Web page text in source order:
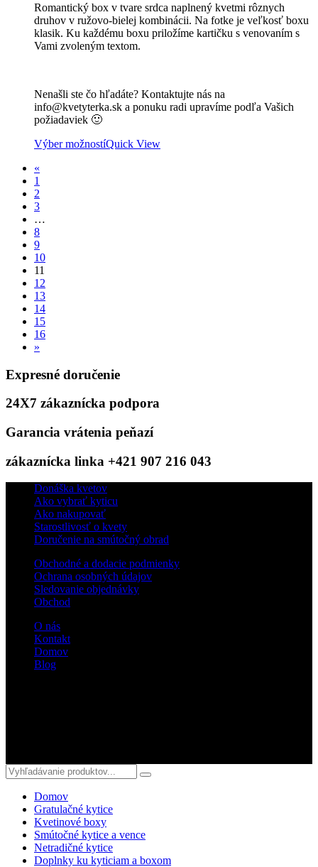
28.40 €
through
58.70 €
Romantický box v tvare srdca naplnený kvetmi rôznych
druhov v ružovo-bielej kombinácii. Na fotke je veľkosť boxu
klasik. Ku každému boxu priložíme kartičku s venovaním s
Vami zvoleným textom.
Nenašli ste čo hľadáte? Kontaktujte nás na
info@kvetyterka.sk a ponuku radi upravíme podľa Vašich
požiadaviek 🙂
Výber možnostíQuick View
«
1
2
3
…
8
9
10
11
12
13
14
15
16
»
Expresné doručenie
24X7 zákaznícka podpora
Garancia vrátenia peňazí
zákaznícka linka +421 907 216 043
Donáška kvetov
Ako vybrať kyticu
Ako nakupovať
Starostlivosť o kvety
Doručenie na smútočný obrad
Obchodné a dodacie podmienky
Ochrana osobných údajov
Sledovanie objednávky
Obchod
O nás
Kontakt
Domov
Blog
Domov
Gratulačné kytice
Kvetinové boxy
Smútočné kytice a vence
Netradičné kytice
Doplnky ku kyticiam a boxom